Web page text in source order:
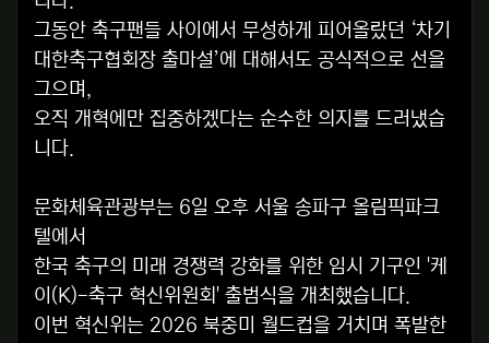
그동안 축구팬들 사이에서 무성하게 피어올랐던 ‘차기
대한축구협회장 출마설’에 대해서도 공식적으로 선을
그으며,
오직 개혁에만 집중하겠다는 순수한 의지를 드러냈습
니다.
문화체육관광부는 6일 오후 서울 송파구 올림픽파크
텔에서
한국 축구의 미래 경쟁력 강화를 위한 임시 기구인 '케
이(K)-축구 혁신위원회' 출범식을 개최했습니다.
이번 혁신위는 2026 북중미 월드컵을 거치며 폭발한